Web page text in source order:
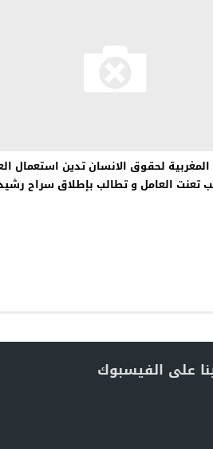
لحقوق الانسان تدين استعمال
تعنت العامل و تطالب بإطلاق سراح
على الفيسبوك